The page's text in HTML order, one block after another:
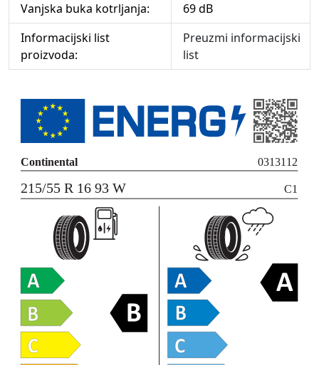
Vanjska buka kotrljanja:
69 dB
Informacijski list
proizvoda:
Preuzmi informacijski
list